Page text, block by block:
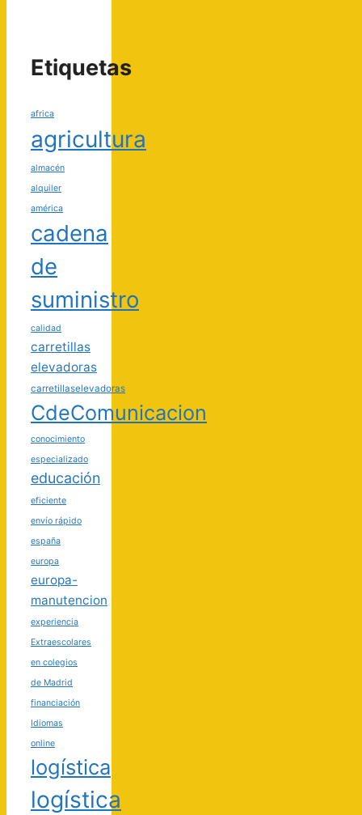
Etiquetas
africa
agricultura
almacén
alquiler
américa
cadena
de
suministro
calidad
carretillas
elevadoras
carretillaselevadoras
CdeComunicacion
conocimiento
especializado
educación
eficiente
envío rápido
españa
europa
europa-
manutencion
experiencia
Extraescolares
en colegios
de Madrid
financiación
Idiomas
online
logística
logística